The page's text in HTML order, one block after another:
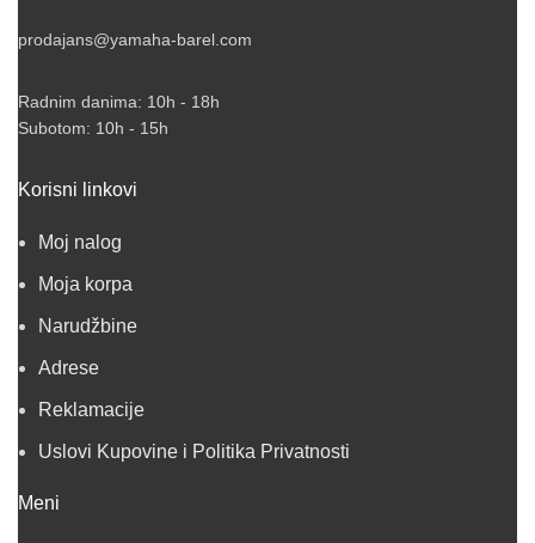
prodajans@yamaha-barel.com
Radnim danima: 10h - 18h
Subotom: 10h - 15h
Korisni linkovi
Moj nalog
Moja korpa
Narudžbine
Adrese
Reklamacije
Uslovi Kupovine i Politika Privatnosti
Meni